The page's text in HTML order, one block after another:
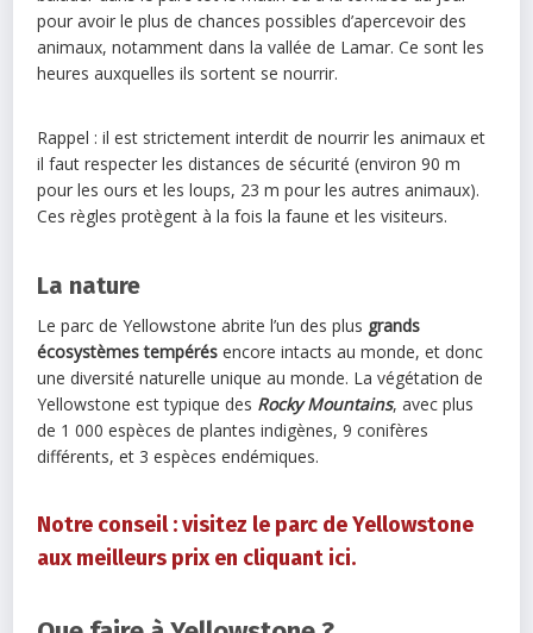
pour avoir le plus de chances possibles d’apercevoir des
animaux, notamment dans la vallée de Lamar. Ce sont les
heures auxquelles ils sortent se nourrir.
Rappel : il est strictement interdit de nourrir les animaux et
il faut respecter les distances de sécurité (environ 90 m
pour les ours et les loups, 23 m pour les autres animaux).
Ces règles protègent à la fois la faune et les visiteurs.
La nature
Le parc de Yellowstone abrite l’un des plus grands
écosystèmes tempérés encore intacts au monde, et donc
une diversité naturelle unique au monde. La végétation de
Yellowstone est typique des Rocky Mountains, avec plus
de 1 000 espèces de plantes indigènes, 9 conifères
différents, et 3 espèces endémiques.
Notre conseil : visitez le parc de Yellowstone
aux meilleurs prix en cliquant ici.